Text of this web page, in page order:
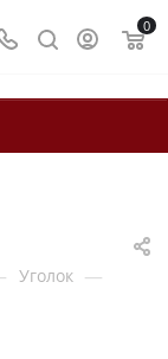
0
Уголок —